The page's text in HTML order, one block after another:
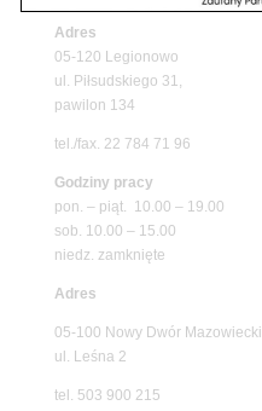
Adres
05-120 Legionowo
ul. Piłsudskiego 31,
pawilon 134
tel./fax. 22 784 71 96
Godziny pracy
pon. – piąt. 10.00 – 19.00
sob. 10.00 – 15.00
niedz. zamknięte
Adres
05-100 Nowy Dwór Mazowiecki
ul. Leśna 2
tel. 503 900 215